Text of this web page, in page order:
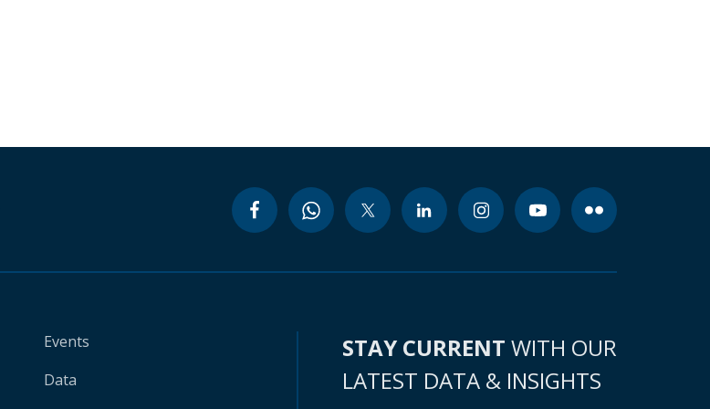
Events
Data
STAY CURRENT WITH OUR
LATEST DATA & INSIGHTS